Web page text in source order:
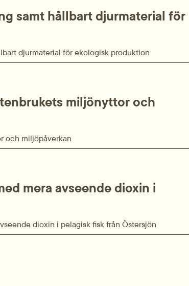
samt hållbart djurmaterial för
djurmaterial för ekologisk produktion
miljönyttor och
och miljö­påverkan
mera avseende dioxin i
dioxin i pelagisk fisk från Östersjön